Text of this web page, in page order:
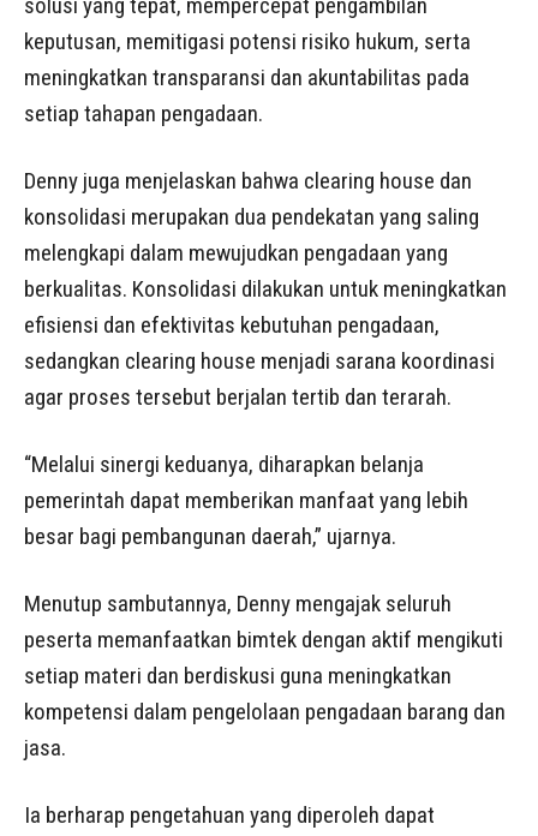
solusi yang tepat, mempercepat pengambilan
keputusan, memitigasi potensi risiko hukum, serta
meningkatkan transparansi dan akuntabilitas pada
setiap tahapan pengadaan.
Denny juga menjelaskan bahwa clearing house dan
konsolidasi merupakan dua pendekatan yang saling
melengkapi dalam mewujudkan pengadaan yang
berkualitas. Konsolidasi dilakukan untuk meningkatkan
efisiensi dan efektivitas kebutuhan pengadaan,
sedangkan clearing house menjadi sarana koordinasi
agar proses tersebut berjalan tertib dan terarah.
“Melalui sinergi keduanya, diharapkan belanja
pemerintah dapat memberikan manfaat yang lebih
besar bagi pembangunan daerah,” ujarnya.
Menutup sambutannya, Denny mengajak seluruh
peserta memanfaatkan bimtek dengan aktif mengikuti
setiap materi dan berdiskusi guna meningkatkan
kompetensi dalam pengelolaan pengadaan barang dan
jasa.
Ia berharap pengetahuan yang diperoleh dapat